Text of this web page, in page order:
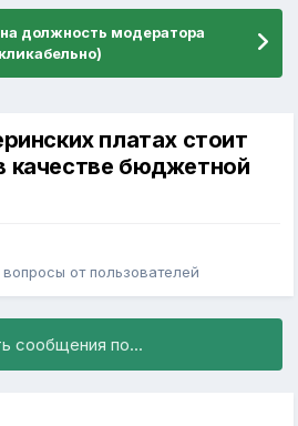
должность модератора
платах стоит
качестве бюджетной
от пользователей
сообщения по...